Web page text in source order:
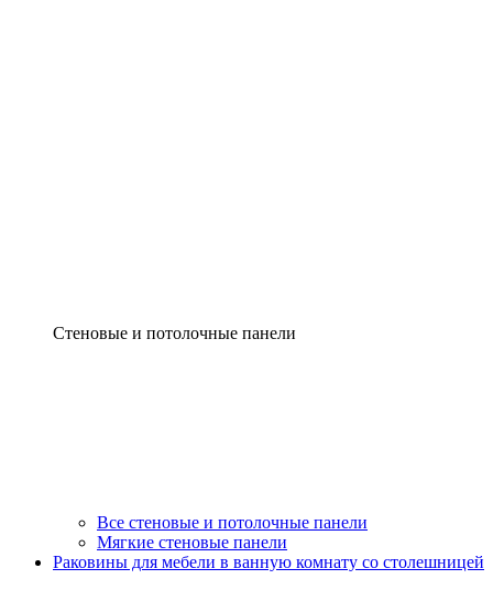
Стеновые и потолочные панели
Все стеновые и потолочные панели
Мягкие стеновые панели
Раковины для мебели в ванную комнату со столешницей